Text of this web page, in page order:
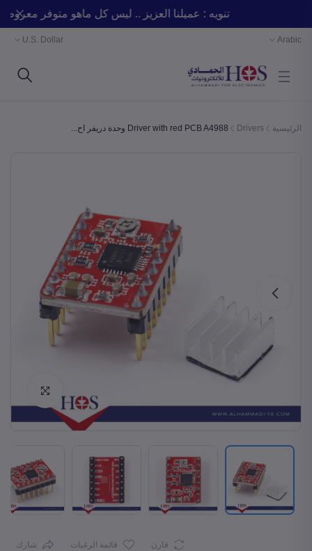
تنويه : عميلنا العزيز .. ليس كل ماهو متوفر
Arabic
U.S. Dollar
الرئيسية Drivers Driver with red PCB A4988 وحدة دريفر اح...
قارن قائمة الرغبات شارك